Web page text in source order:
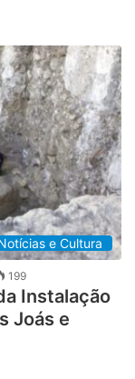
e Cultura
199
Instalação
Joás e